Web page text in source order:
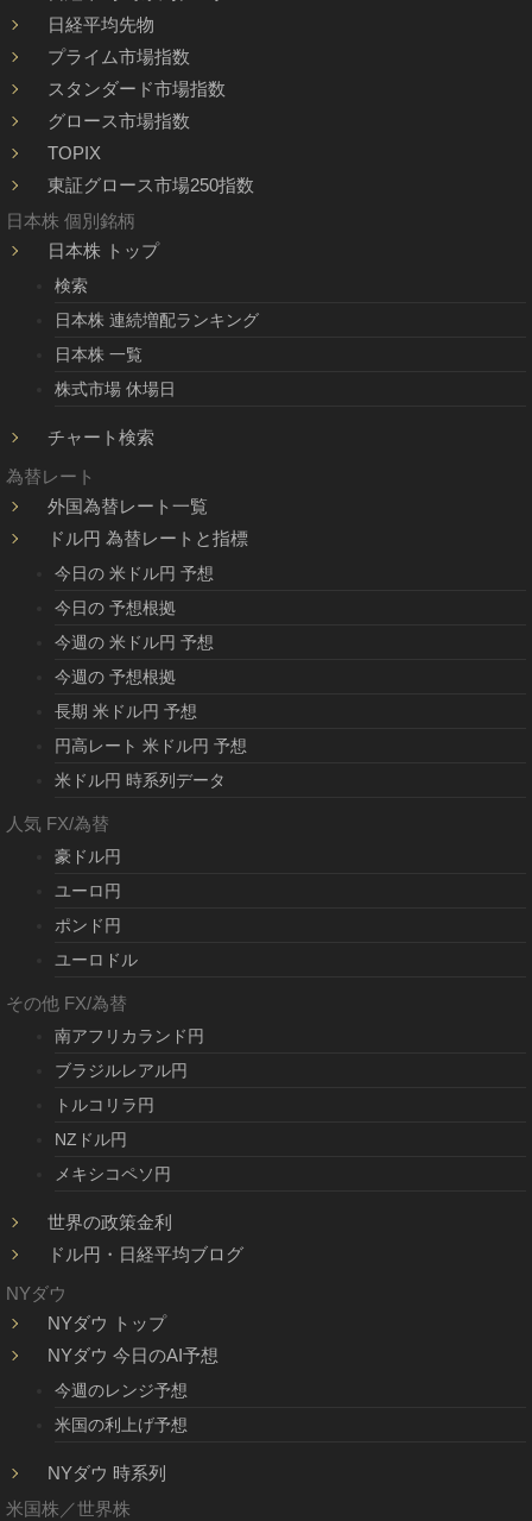
日経平均先物
プライム市場指数
スタンダード市場指数
グロース市場指数
TOPIX
東証グロース市場250指数
日本株 個別銘柄
日本株 トップ
検索
日本株 連続増配ランキング
日本株 一覧
株式市場 休場日
チャート検索
為替レート
外国為替レート一覧
ドル円 為替レートと指標
今日の 米ドル円 予想
今日の 予想根拠
今週の 米ドル円 予想
今週の 予想根拠
長期 米ドル円 予想
円高レート 米ドル円 予想
米ドル円 時系列データ
人気 FX/為替
豪ドル円
ユーロ円
ポンド円
ユーロドル
その他 FX/為替
南アフリカランド円
ブラジルレアル円
トルコリラ円
NZドル円
メキシコペソ円
世界の政策金利
ドル円・日経平均ブログ
NYダウ
NYダウ トップ
NYダウ 今日のAI予想
今週のレンジ予想
米国の利上げ予想
NYダウ 時系列
米国株／世界株